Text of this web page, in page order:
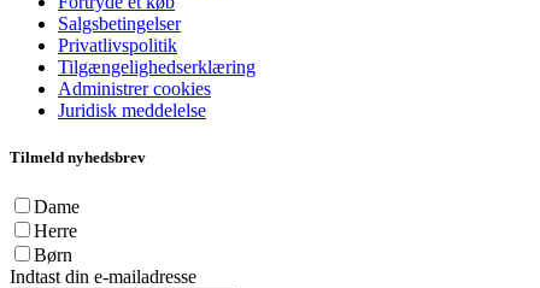
Salgsbetingelser
Privatlivspolitik
Tilgængelighedserklæring
Administrer cookies
Juridisk meddelelse
Tilmeld nyhedsbrev
Dame
Herre
Børn
Indtast din e-mailadresse